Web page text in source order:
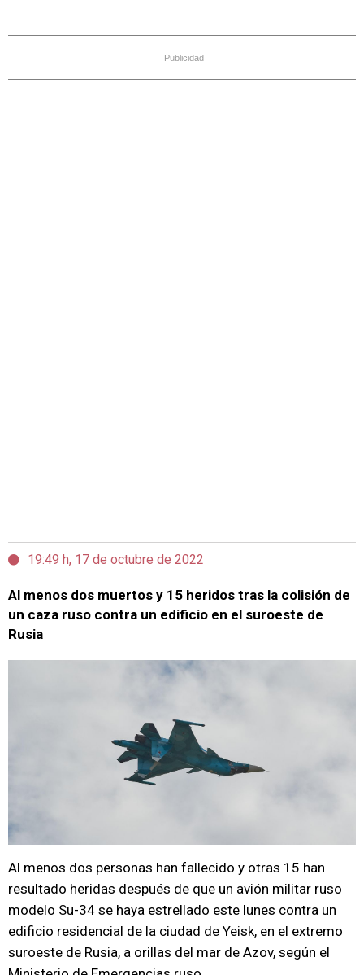
Publicidad
19:49 h, 17 de octubre de 2022
Al menos dos muertos y 15 heridos tras la colisión de
un caza ruso contra un edificio en el suroeste de
Rusia
Al menos dos personas han fallecido y otras 15 han
resultado heridas después de que un avión militar ruso
modelo Su-34 se haya estrellado este lunes contra un
edificio residencial de la ciudad de Yeisk, en el extremo
suroeste de Rusia, a orillas del mar de Azov, según el